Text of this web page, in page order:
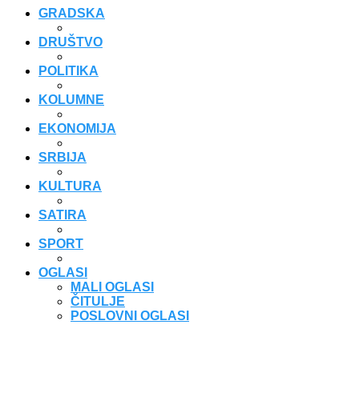
GRADSKA
DRUŠTVO
POLITIKA
KOLUMNE
EKONOMIJA
SRBIJA
KULTURA
SATIRA
SPORT
OGLASI
MALI OGLASI
ČITULJE
POSLOVNI OGLASI